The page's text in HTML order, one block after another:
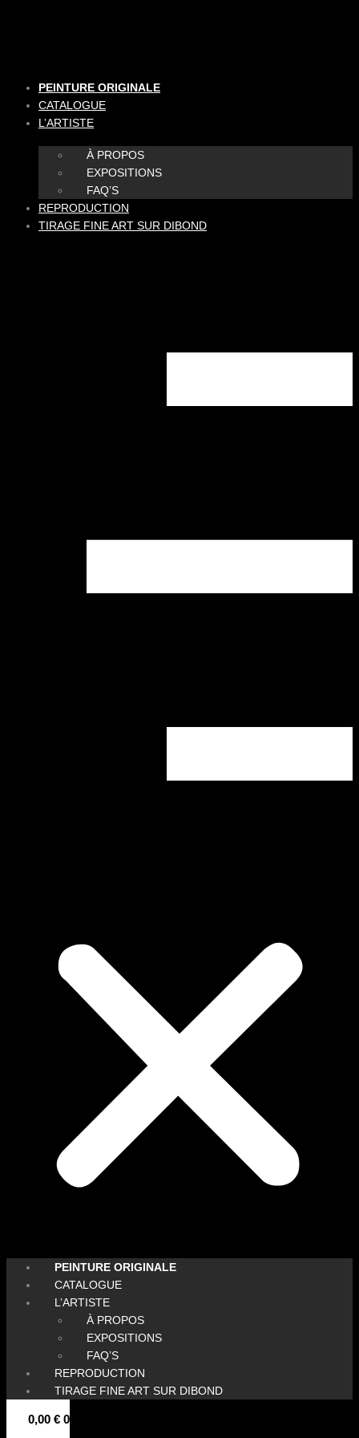
PEINTURE ORIGINALE
CATALOGUE
L’ARTISTE
À PROPOS
EXPOSITIONS
FAQ’S
REPRODUCTION
TIRAGE FINE ART SUR DIBOND
PEINTURE ORIGINALE
CATALOGUE
L’ARTISTE
À PROPOS
EXPOSITIONS
FAQ’S
REPRODUCTION
TIRAGE FINE ART SUR DIBOND
0,00 € 0